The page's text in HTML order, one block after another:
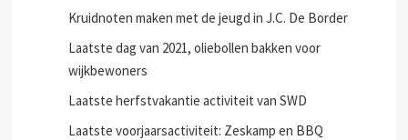
Kruidnoten maken met de jeugd in J.C. De Border
Laatste dag van 2021, oliebollen bakken voor
wijkbewoners
Laatste herfstvakantie activiteit van SWD
Laatste voorjaarsactiviteit: Zeskamp en BBQ